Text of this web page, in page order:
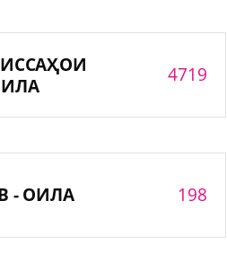
4719
- ОИЛА 198